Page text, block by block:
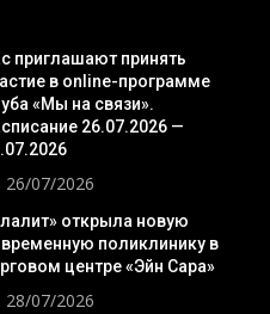
приглашают принять
в online-программе
«Мы на связи».
26.07.2026 —
26/07/2026
открыла новую
поликлинику в
центре «Эйн Сара»
28/07/2026